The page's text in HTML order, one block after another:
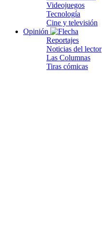
Videojuegos
Tecnología
Cine y televisión
Opinión
Reportajes
Noticias del lector
Las Columnas
Tiras cómicas